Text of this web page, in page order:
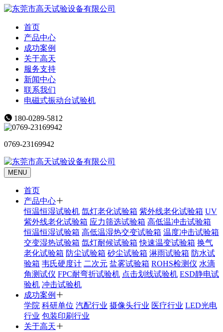
首页
产品中心
成功案例
关于高天
服务支持
新闻中心
联系我们
电磁式振动台试验机
180-0289-5812
0769-23169942
MENU
首页
产品中心
恒温恒湿试验机 氙灯老化试验箱 紫外线老化试验箱 UV
紫外线老化试验箱 应力筛选试验箱 高低温冲击试验箱
恒温恒湿试验箱 高低温湿热交变试验箱 温度冲击试验箱
交变湿热试验箱 氙灯耐候试验箱 快速温变试验箱 换气
老化试验箱 防尘试验箱 砂尘试验箱 淋雨试验箱 防水试
验箱 韦氏硬度计 二次元 盐雾试验箱 ROHS检测仪 水滴
角测试仪 FPC耐弯折试验机 点击划线试验机 ESD静电试
验机 冲击试验机
成功案例
学院 科研单位 汽配行业 摄像头行业 医疗行业 LED光电
行业 包装印刷行业
关于高天